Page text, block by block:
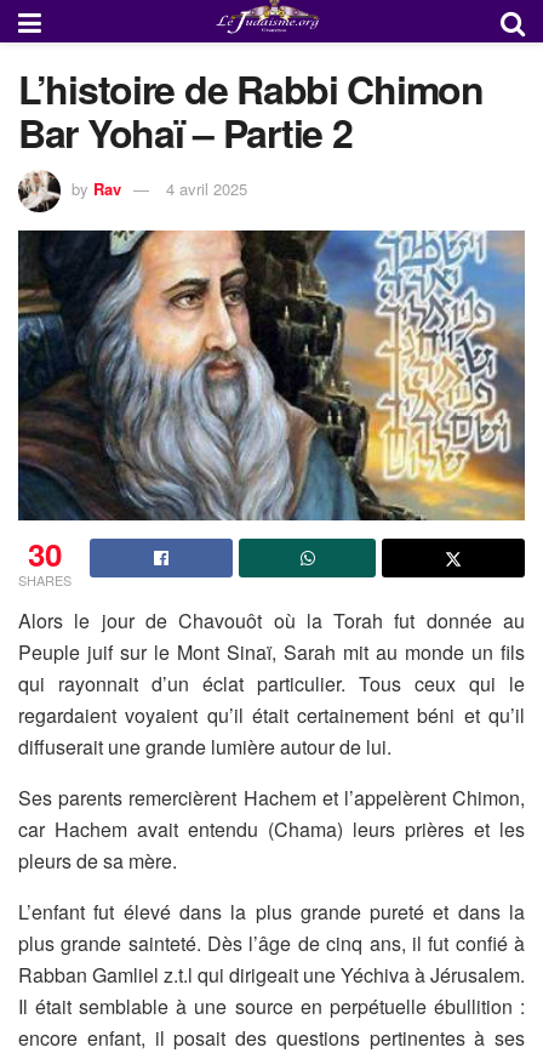
L’histoire de Rabbi Chimon
Bar Yohaï – Partie 2
by Rav 4 avril 2025
30
SHARES
Alors le jour de Chavouôt où la Torah fut donnée au
Peuple juif sur le Mont Sinaï, Sarah mit au monde un fils
qui rayonnait d’un éclat particulier. Tous ceux qui le
regardaient voyaient qu’il étaitcertainement béni et qu’il
diffuserait une grande lumière autour de lui.
Ses parents remercièrent Hachem et l’appelèrent Chimon,
car Hachem avait entendu (Chama) leurs prières et les
pleurs de sa mère.
L’enfant fut élevé dans la plus grande pureté et dans la
plus grande sainteté. Dès l’âge de cinq ans, il fut confié à
Rabban Gamliel z.t.l qui dirigeait une Yéchiva à Jérusalem.
Il était semblable à une source en perpétuelle ébullition :
encore enfant, il posait des questions pertinentes à ses